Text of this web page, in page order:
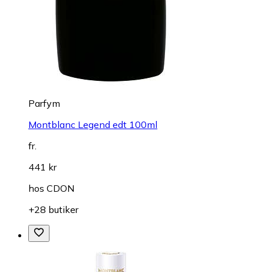
Parfym
Montblanc Legend edt 100ml
fr.
441 kr
hos CDON
+28 butiker